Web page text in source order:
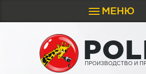
Toggle
navigation
МЕНЮ
POL
ПРОИЗВОДСТВО И